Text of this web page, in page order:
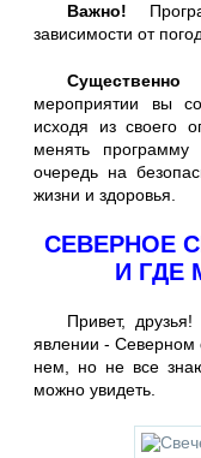
Важно!
зависимости от
Существенно
мероприятии вы
исходя из своего
менять
очередь на
жизни и здоровья.
СЕВЕРНОЕ
И ГДЕ
Привет,
явлении - Северном
нем, но не все
можно увидеть.